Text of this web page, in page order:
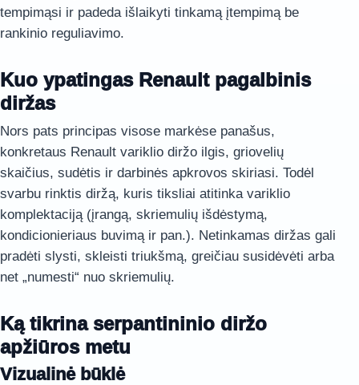
tempimąsi ir padeda išlaikyti tinkamą įtempimą be
rankinio reguliavimo.
Kuo ypatingas Renault pagalbinis
diržas
Nors pats principas visose markėse panašus,
konkretaus Renault variklio diržo ilgis, griovelių
skaičius, sudėtis ir darbinės apkrovos skiriasi. Todėl
svarbu rinktis diržą, kuris tiksliai atitinka variklio
komplektaciją (įrangą, skriemulių išdėstymą,
kondicionieriaus buvimą ir pan.). Netinkamas diržas gali
pradėti slysti, skleisti triukšmą, greičiau susidėvėti arba
net „numesti“ nuo skriemulių.
Ką tikrina serpantininio diržo
apžiūros metu
Vizualinė būklė